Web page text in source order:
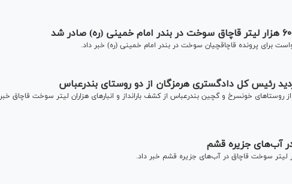
برای پرونده قاچاقچیان سوخت در بندر امام خمینی (ره) خبر داد.
رئیس کل دادگستری هرمزگان از دو روستای بندرعباس
روستا‌های خونسرخ و گچین بندرعباس از کشف بارانداز و انبار‌های هزاران لیتر سوخت قاچاق خبر